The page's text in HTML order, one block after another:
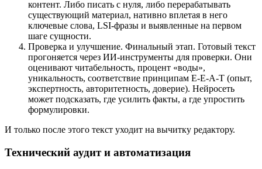
контент. Либо писать с нуля, либо перерабатывать
существующий материал, нативно вплетая в него
ключевые слова, LSI-фразы и выявленные на первом
шаге сущности.
Проверка и улучшение. Финальный этап. Готовый текст
прогоняется через ИИ-инструменты для проверки. Они
оценивают читабельность, процент «воды»,
уникальность, соответствие принципам E-E-A-T (опыт,
экспертность, авторитетность, доверие). Нейросеть
может подсказать, где усилить факты, а где упростить
формулировки.
И только после этого текст уходит на вычитку редактору.
Технический аудит и автоматизация